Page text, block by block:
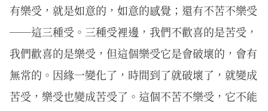
有樂受，就是如意的，如意的感覺；還有不苦不樂受
──這三種受。三種受裡邊，我們不歡喜的是苦受，
我們歡喜的是樂受，但這個樂受它是會破壞的，會有
無常的。因緣一變化了，時間到了就破壞了，就變成
苦受，樂受也變成苦受了。這個不苦不樂受，它不能